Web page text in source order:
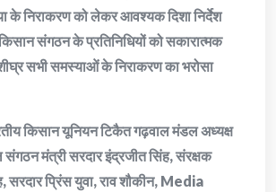
के निराकरण को लेकर आवश्यक दिशा निर्देश
संगठन के प्रतिनिधियों को सकारात्मक
सभी समस्याओं के निराकरण का भरोसा
किसान यूनियन टिकैत गढ़वाल मंडल अध्यक्ष
मंत्री सरदार इंद्रजीत सिंह, संरक्षक
सरदार प्रिंस युवा, राव शौकीन, Media